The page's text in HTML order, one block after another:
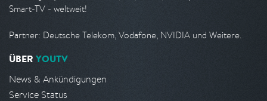
Smart-TV - weltweit!
Partner: Deutsche Telekom, Vodafone, NVIDIA und Weitere.
ÜBER YOUTV
News & Ankündigungen
Service Status